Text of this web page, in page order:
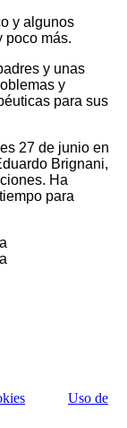
y algunos
poco más.
y unas
y
para sus
27 de junio en
Brignani,
Ha
para
Uso de